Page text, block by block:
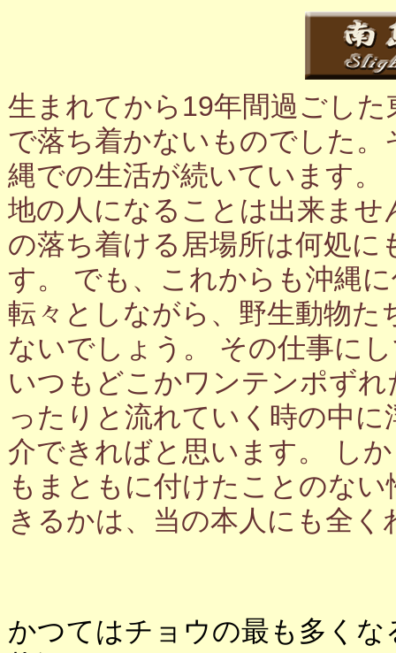
生まれてから19年間過ごし
で落ち着かないものでした
縄での生活が続いています
地の人になることは出来ま
の落ち着ける居場所は何処
す。 でも、これからも沖縄
転々としながら、野生動物
ないでしょう。 その仕事に
いつもどこかワンテンポず
ったりと流れていく時の中
介できればと思います。 し
もまともに付けたことのな
きるかは、当の本人にも全く
かつてはチョウの最も多く